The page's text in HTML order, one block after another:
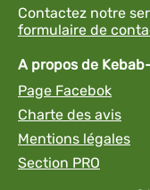
Contactez notre
formulaire de
A propos de
Page Facebok
Charte des avis
Mentions légales
Section PRO